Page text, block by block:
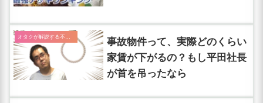
事故物件って、実際どのくらい
家賃が下がるの？もし平田社長
が首を吊ったなら